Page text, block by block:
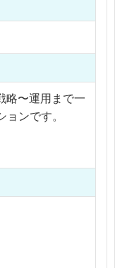
略〜運用まで一
ンです。
運用
運用